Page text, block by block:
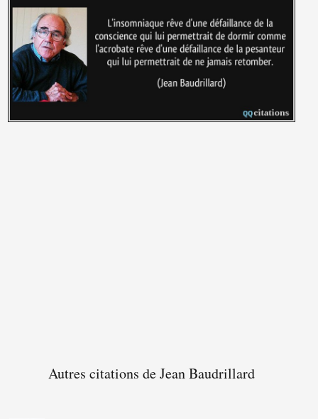
Autres citations de Jean Baudrillard